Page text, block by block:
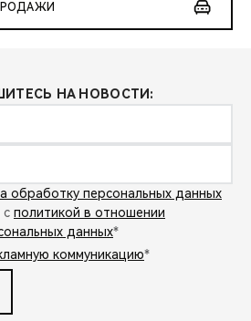
НА НОВОСТИ:
обработку персональных данных
с политикой в отношении
данных*
коммуникацию*